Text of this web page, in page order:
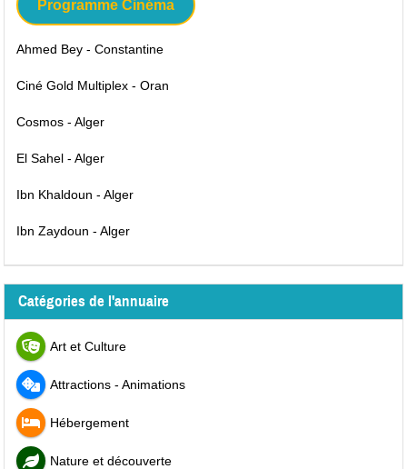
Programme Cinéma
Ahmed Bey - Constantine
Ciné Gold Multiplex - Oran
Cosmos - Alger
El Sahel - Alger
Ibn Khaldoun - Alger
Ibn Zaydoun - Alger
Catégories de l'annuaire
Art et Culture
Attractions - Animations
Hébergement
Nature et découverte